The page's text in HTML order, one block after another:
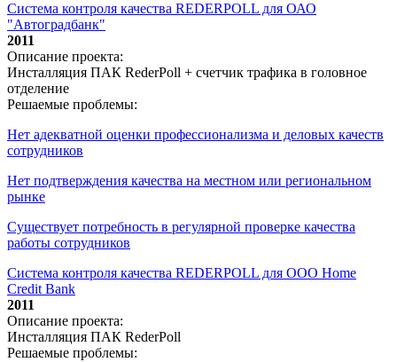
Система контроля качества REDERPOLL для ОАО
"Автоградбанк"
2011
Описание проекта:
Инсталляция ПАК RederPoll + счетчик трафика в головное
отделение
Решаемые проблемы:
Нет адекватной оценки профессионализма и деловых качеств
сотрудников
Нет подтверждения качества на местном или региональном
рынке
Существует потребность в регулярной проверке качества
работы сотрудников
Система контроля качества REDERPOLL для ООО Home
Credit Bank
2011
Описание проекта:
Инсталляция ПАК RederPoll
Решаемые проблемы: